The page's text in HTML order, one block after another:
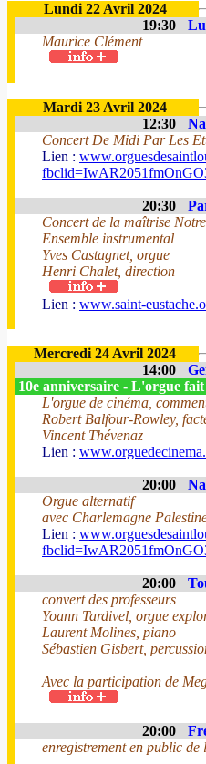
Lundi 22 Avril 2024
19:30
Maurice Clément
Mardi 23 Avril 2024
12:30
Concert De Midi Par Les
Lien :
20:30
Concert de la maîtrise
Ensemble instrumental
Yves Castagnet, orgue
Henri Chalet, direction
Lien : www.saint-
Mercredi 24 Avril 2024
14:00
10e anniversaire - L'orgue fait
L'orgue de cinéma,
Robert Balfour-Rowley,
Vincent Thévenaz
Lien :
20:00
Orgue alternatif
avec Charlemagne
Lien :
20:00
convert des professeurs
Yoann Tardivel, orgue
Laurent Molines, piano
Sébastien Gisbert,
Avec la participation de
20:00
enregistrement en public